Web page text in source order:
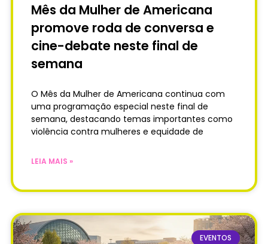
Mês da Mulher de Americana
promove roda de conversa e
cine-debate neste final de
semana
O Mês da Mulher de Americana continua com
uma programação especial neste final de
semana, destacando temas importantes como
violência contra mulheres e equidade de
LEIA MAIS »
EVENTOS